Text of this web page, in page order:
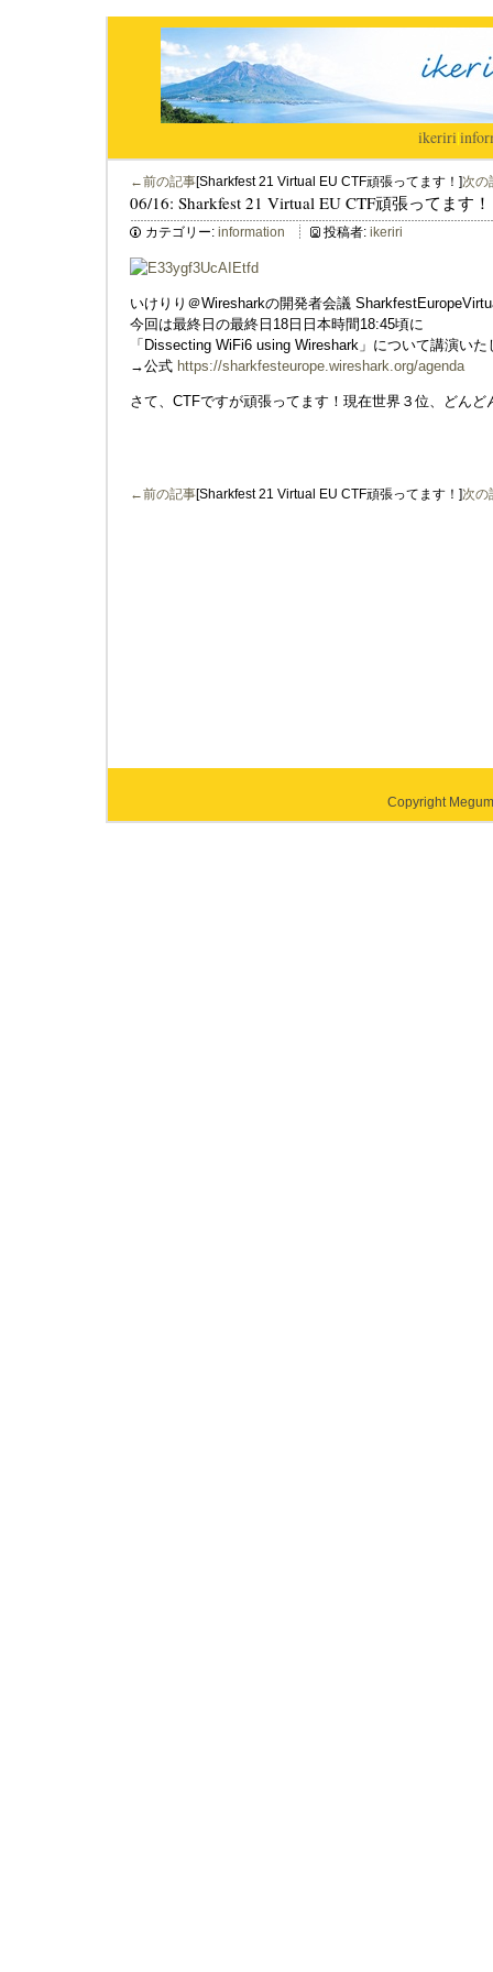
ikeriri|
←前の記事[Sharkfest 21 Virtual EU CTF頑張ってます！]次
06/16: Sharkfest 21 Virtual EU CTF頑張ってます！
カテゴリー: information 投稿者: ikeriri
いけりり＠Wiresharkの開発者会議
今回は最終日の最終日18日日本時間18:45頃に
「Dissecting WiFi6 using Wireshark」について講演いた
→公式 https://sharkfesteurope.wireshark.org/agenda
さて、CTFですが頑張ってます！現在世界３位、どんど
←前の記事[Sharkfest 21 Virtual EU CTF頑張ってます！]次
Copyright